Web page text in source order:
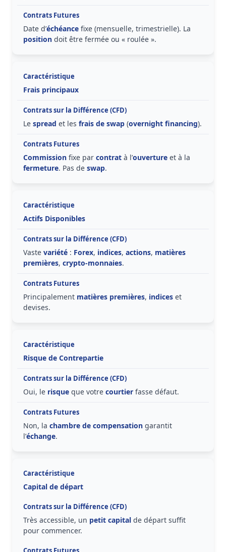
Date d’échéance fixe (mensuelle, trimestrielle). La
position doit être fermée ou « roulée ».
Frais principaux
Le spread et les frais de swap (overnight financing).
Commission fixe par contrat à l’ouverture et à la
fermeture. Pas de swap.
Actifs Disponibles
Vaste variété : Forex, indices, actions, matières
premières, crypto-monnaies.
Principalement matières premières, indices et
devises.
Risque de Contrepartie
Oui, le risque que votre courtier fasse défaut.
Non, la chambre de compensation garantit
l’échange.
Capital de départ
Très accessible, un petit capital de départ suffit
pour commencer.